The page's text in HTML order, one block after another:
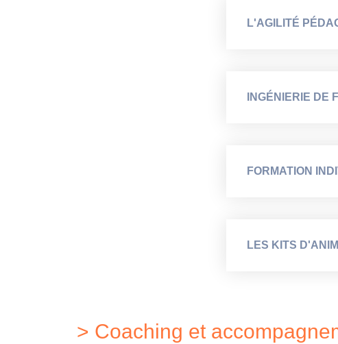
L'AGILITÉ
INGÉNIERIE DE
FORMATION
LES KITS
> Coaching et